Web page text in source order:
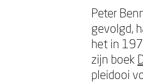
Peter
gevolgd,
het in
zijn boek
pleidooi